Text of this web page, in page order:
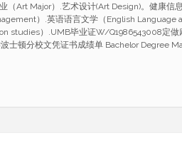
（Art Major）.艺术设计(Art Design)。健康信
）.英语语言文学（English Language
studies）.UMB毕业证W/Q1986543008定做
士顿分校文凭证书成绩单 Bachelor Degree